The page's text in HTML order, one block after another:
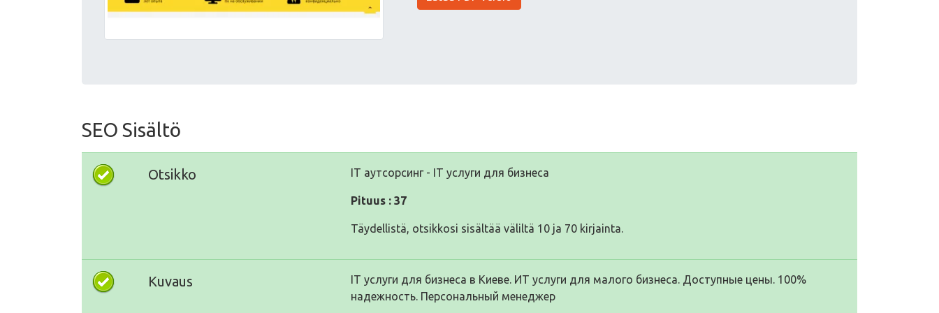
SEO Sisältö
Otsikko IT аутсорсинг - IT услуги для бизнеса
Pituus : 37
Täydellistä, otsikkosi sisältää väliltä 10 ja 70 kirjainta.
Kuvaus
IT услуги для бизнеса в Киеве. ИТ услуги для малого бизнеса. Доступные цены. 100%
надежность. Персональный менеджер